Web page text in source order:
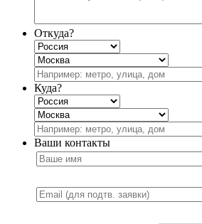
Откуда?
Куда?
Ваши контакты